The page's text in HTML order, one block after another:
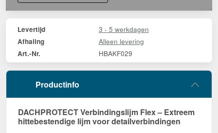
Levertijd 3 - 5 werkdagen
Afhaling Alleen levering
Art.-Nr. HBAKF029
Productinfo
DACHPROTECT Verbindingslijm Flex – Extreem
hittebestendige lijm voor detailverbindingen